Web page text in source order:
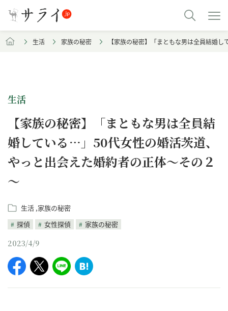
生活 家族の秘密 【家族の秘密】「まともな男は全員結婚
生活
【家族の秘密】「まともな男は全員結
婚している…」50代女性の婚活茨道、
やっと出会えた婚約者の正体～その２
～
生活 家族の秘密
探偵
女性探偵 家族の秘密
2023/4/9